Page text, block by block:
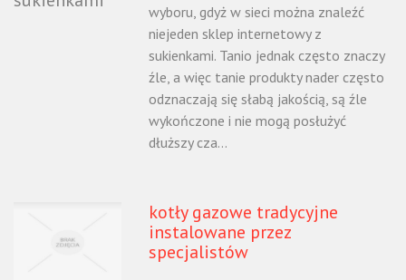
wyboru, gdyż w sieci można znaleźć
niejeden sklep internetowy z
sukienkami. Tanio jednak często znaczy
źle, a więc tanie produkty nader często
odznaczają się słabą jakością, są źle
wykończone i nie mogą posłużyć
dłuższy cza...
kotły gazowe tradycyjne
instalowane przez
specjalistów